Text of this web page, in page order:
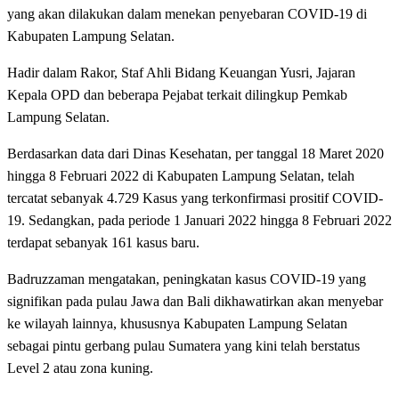
yang akan dilakukan dalam menekan penyebaran COVID-19 di
Kabupaten Lampung Selatan.
Hadir dalam Rakor, Staf Ahli Bidang Keuangan Yusri, Jajaran
Kepala OPD dan beberapa Pejabat terkait dilingkup Pemkab
Lampung Selatan.
Berdasarkan data dari Dinas Kesehatan, per tanggal 18 Maret 2020
hingga 8 Februari 2022 di Kabupaten Lampung Selatan, telah
tercatat sebanyak 4.729 Kasus yang terkonfirmasi prositif COVID-
19. Sedangkan, pada periode 1 Januari 2022 hingga 8 Februari 2022
terdapat sebanyak 161 kasus baru.
Badruzzaman mengatakan, peningkatan kasus COVID-19 yang
signifikan pada pulau Jawa dan Bali dikhawatirkan akan menyebar
ke wilayah lainnya, khususnya Kabupaten Lampung Selatan
sebagai pintu gerbang pulau Sumatera yang kini telah berstatus
Level 2 atau zona kuning.